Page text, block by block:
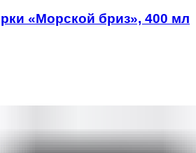
«Морской бриз», 400 мл